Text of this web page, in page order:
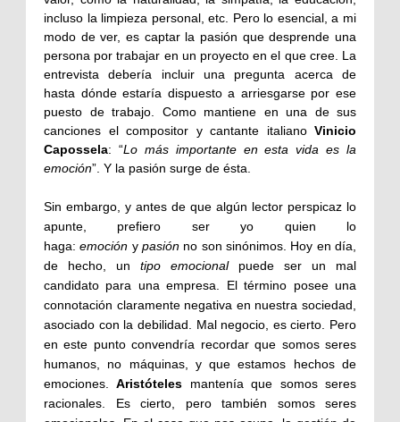
incluso la limpieza personal, etc. Pero lo esencial, a mi
modo de ver, es captar la pasión que desprende una
persona por trabajar en un proyecto en el que cree. La
entrevista debería incluir una pregunta acerca de
hasta dónde estaría dispuesto a arriesgarse por ese
puesto de trabajo. Como mantiene en una de sus
canciones el compositor y cantante italiano Vinicio
Capossela: “Lo más importante en esta vida es la
emoción”. Y la pasión surge de ésta.
Sin embargo, y antes de que algún lector perspicaz lo
apunte, prefiero ser yo quien lo
haga:emoción ypasión no son sinónimos. Hoy en día,
de hecho, un tipo emocionalpuede ser un mal
candidato para una empresa. El término posee una
connotación claramente negativa en nuestra sociedad,
asociado con la debilidad. Mal negocio, es cierto. Pero
en este punto convendría recordar que somos seres
humanos, no máquinas, y que estamos hechos de
emociones.Aristóteles mantenía que somos seres
racionales. Es cierto, pero también somos seres